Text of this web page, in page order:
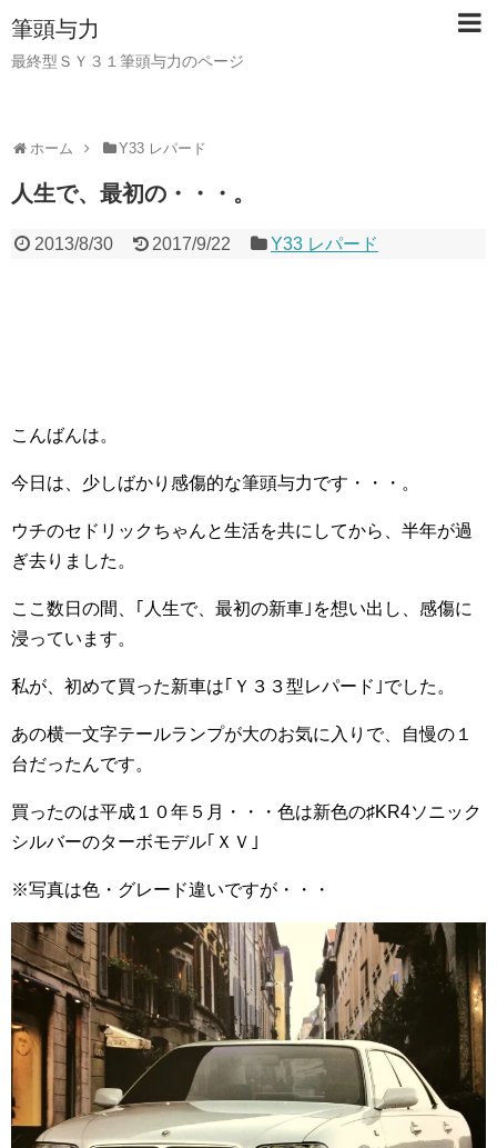
筆頭与力
最終型ＳＹ３１筆頭与力のページ
ホーム Y33 レパード
人生で、最初の・・・。
2013/8/30 2017/9/22 Y33 レパード
こんばんは。
今日は、少しばかり感傷的な筆頭与力です・・・。
ウチのセドリックちゃんと生活を共にしてから、半年が過
ぎ去りました。
ここ数日の間、｢人生で、最初の新車｣を想い出し、感傷に
浸っています。
私が、初めて買った新車は｢Ｙ３３型レパード｣でした。
あの横一文字テールランプが大のお気に入りで、自慢の１
台だったんです。
買ったのは平成１０年５月・・・色は新色の♯KR4ソニック
シルバーのターボモデル｢ＸＶ｣
※写真は色・グレード違いですが・・・